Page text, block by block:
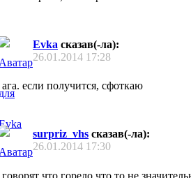
Evka сказав(-ла):
26.01.2014 17:28
ага. если получится, сфоткаю
surpriz_vhs сказав(-ла):
26.01.2014 17:30
говорят что горело что то не